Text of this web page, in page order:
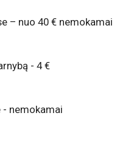
– nuo 40 € nemokamai
- 4 €
nemokamai